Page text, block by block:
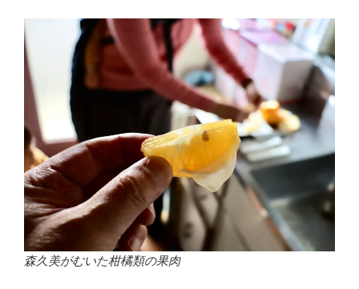
森久美がむいた柑橘類の果肉